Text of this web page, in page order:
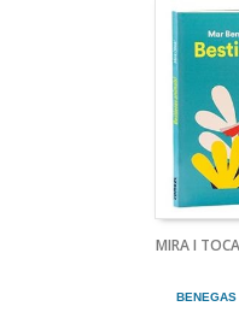
MIRA I
BENEGAS